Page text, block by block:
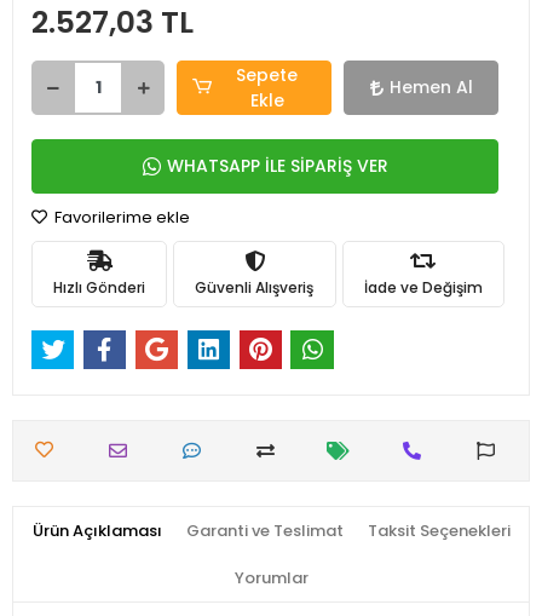
2.527,03 TL
Sepete
Ekle
Hemen Al
WHATSAPP İLE SİPARİŞ VER
Favorilerime ekle
Hızlı Gönderi Güvenli Alışveriş İade ve Değişim
Ürün Açıklaması Garanti ve Teslimat Taksit Seçenekleri
Yorumlar